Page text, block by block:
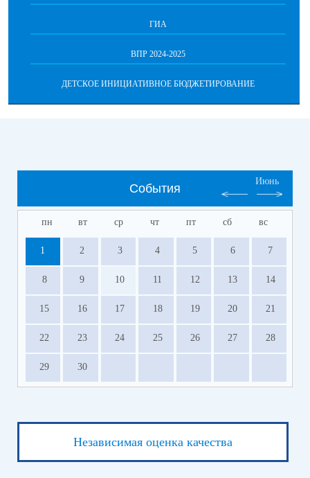
ГИА
ВПР 2024-2025
ДЕТСКОЕ ИНИЦИАТИВНОЕ БЮДЖЕТИРОВАНИЕ
События
Июнь
пн вт ср чт пт сб вс
1 2 3 4 5 6 7
8 9 10 11 12 13 14
15 16 17 18 19 20 21
22 23 24 25 26 27 28
29 30
Независимая оценка качества